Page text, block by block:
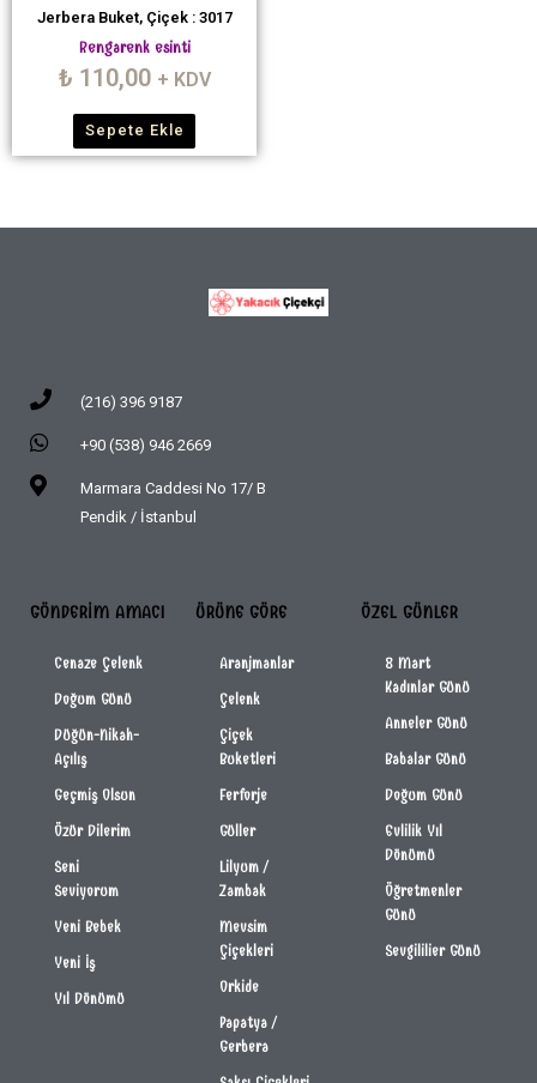
Jerbera Buket, Çiçek : 3017
Rengarenk esinti
₺ 110,00 + KDV
Sepete Ekle
(216) 396 9187
+90 (538) 946 2669
Marmara Caddesi No 17/ B
Pendik / İstanbul
GÖNDERIM AMACI
Cenaze Çelenk
Doğum Günü
Düğün-Nikah-
Açılış
Geçmiş Olsun
Özür Dilerim
Seni
Seviyorum
Yeni Bebek
Yeni İş
Yıl Dönümü
ÜRÜNE GÖRE
Aranjmanlar
Çelenk
Çiçek
Buketleri
Ferforje
Güller
Lilyum /
Zambak
Mevsim
Çiçekleri
Orkide
Papatya /
Gerbera
ÖZEL GÜNLER
8 Mart
Kadınlar Günü
Anneler Günü
Babalar Günü
Doğum Günü
Evlilik Yıl
Dönümü
Öğretmenler
Günü
Sevgililier Günü